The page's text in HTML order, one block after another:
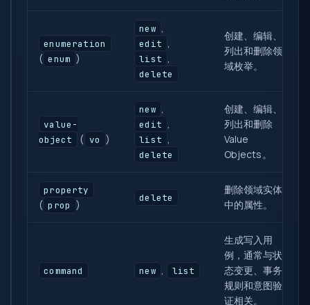
enumeration
( enum )
new
edit
list
delete
创建、编辑、
列出和删除领
域枚举。
value-
object
( vo )
new
edit
list
delete
创建、编辑、
列出和删除
Value
Objects。
property
( prop )
delete
删除领域实体
中的属性。
command new list
生成写入用
例，通常与状
态变更、事务
规则和意图验
证相关。